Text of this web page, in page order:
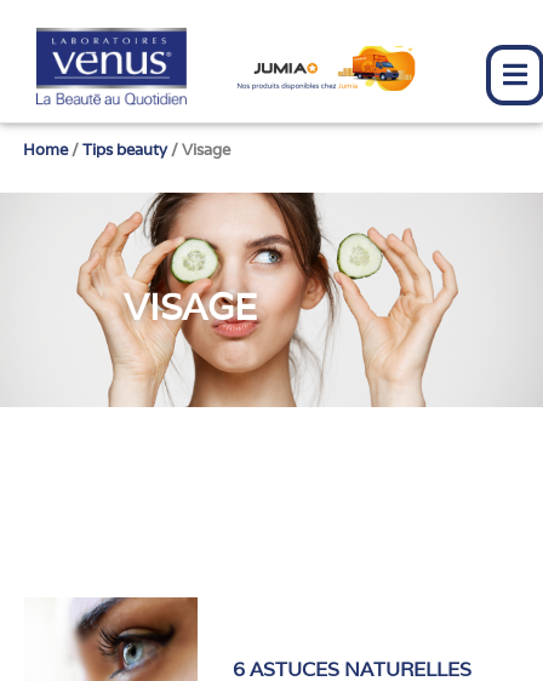
content
Home/Tips beauty/ Visage
VISAGE
6 ASTUCES NATURELLES